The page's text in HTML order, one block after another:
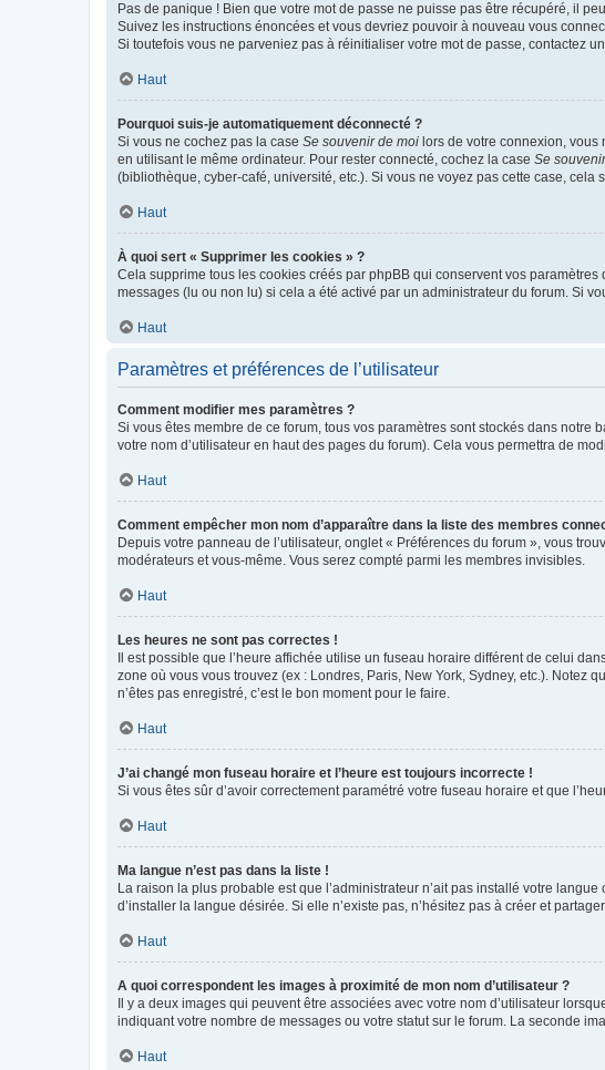
Pas de panique ! Bien que votre mot de passe ne puisse pas être récupéré, il
Suivez les instructions énoncées et vous devriez pouvoir à nouveau vous
Si toutefois vous ne parveniez pas à réinitialiser votre mot de passe, contactez
Haut
Pourquoi suis-je automatiquement déconnecté ?
Si vous ne cochez pas la case Se souvenir de moi lors de votre connexion,
en utilisant le même ordinateur. Pour rester connecté, cochez la case Se
(bibliothèque, cyber-café, université, etc.). Si vous ne voyez pas cette case,
Haut
À quoi sert « Supprimer les cookies » ?
Cela supprime tous les cookies créés par phpBB qui conservent vos
messages (lu ou non lu) si cela a été activé par un administrateur du forum. Si
Haut
Paramètres et préférences de l’utilisateur
Comment modifier mes paramètres ?
Si vous êtes membre de ce forum, tous vos paramètres sont stockés dans notre
votre nom d’utilisateur en haut des pages du forum). Cela vous permettra de
Haut
Comment empêcher mon nom d’apparaître dans la liste des membres
Depuis votre panneau de l’utilisateur, onglet « Préférences du forum », vous
modérateurs et vous-même. Vous serez compté parmi les membres invisibles.
Haut
Les heures ne sont pas correctes !
Il est possible que l’heure affichée utilise un fuseau horaire différent de celui
zone où vous vous trouvez (ex : Londres, Paris, New York, Sydney, etc.). Notez
n’êtes pas enregistré, c’est le bon moment pour le faire.
Haut
J’ai changé mon fuseau horaire et l’heure est toujours incorrecte !
Si vous êtes sûr d’avoir correctement paramétré votre fuseau horaire et que
Haut
Ma langue n’est pas dans la liste !
La raison la plus probable est que l’administrateur n’ait pas installé votre
d’installer la langue désirée. Si elle n’existe pas, n’hésitez pas à créer et
Haut
A quoi correspondent les images à proximité de mon nom d’utilisateur ?
Il y a deux images qui peuvent être associées avec votre nom d’utilisateur
indiquant votre nombre de messages ou votre statut sur le forum. La seconde
Haut